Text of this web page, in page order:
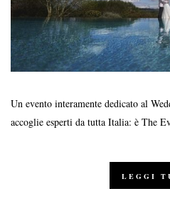
Un evento interamente dedicato al
accoglie esperti da tutta Italia: è The
LEGGI